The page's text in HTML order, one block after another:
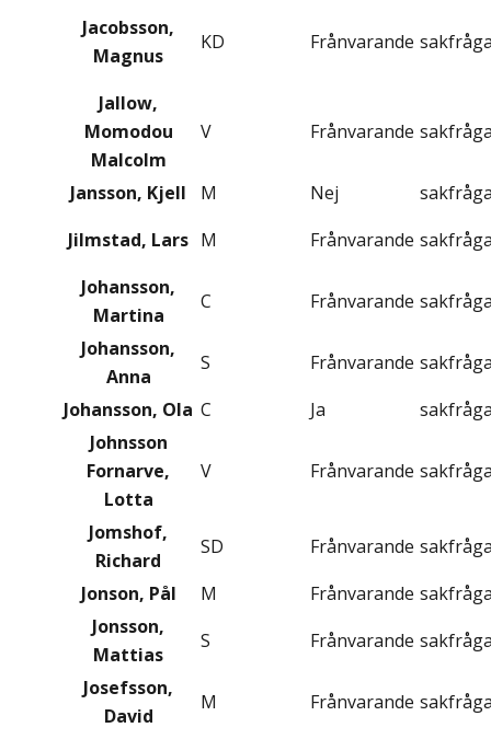
Jacobsson,
Magnus
KD Frånvarande
Jallow,
Momodou
Malcolm
V Frånvarande
Jansson, Kjell M Nej
Jilmstad, Lars M Frånvarande
Johansson,
Martina
C Frånvarande
Johansson,
Anna
S Frånvarande
Johansson, Ola C Ja
Johnsson
Fornarve,
Lotta
V Frånvarande
Jomshof,
Richard
SD Frånvarande
Jonson, Pål
M Frånvarande
Jonsson,
Mattias
S Frånvarande
Josefsson,
David
M Frånvarande